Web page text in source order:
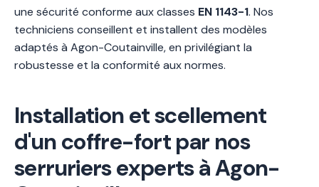
une sécurité conforme aux classes EN 1143-1. Nos
techniciens conseillent et installent des modèles
adaptés à Agon-Coutainville, en privilégiant la
robustesse et la conformité aux normes.
Installation et scellement
d'un coffre-fort par nos
serruriers experts à Agon-